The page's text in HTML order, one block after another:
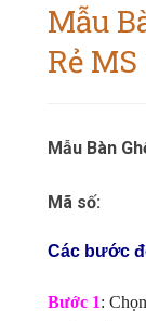
Mẫu
Rẻ MS
Mẫu Bàn
Mã số:
Các bước
Bước 1: